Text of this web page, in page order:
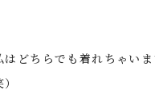
どちらでも着れちゃい